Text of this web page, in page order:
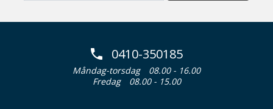
0410-350185
Måndag-torsdag
08.00 - 16.00
Fredag
08.00 - 15.00